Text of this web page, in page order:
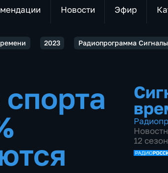
Новости Эфир
2023 Радиопрограмма
12